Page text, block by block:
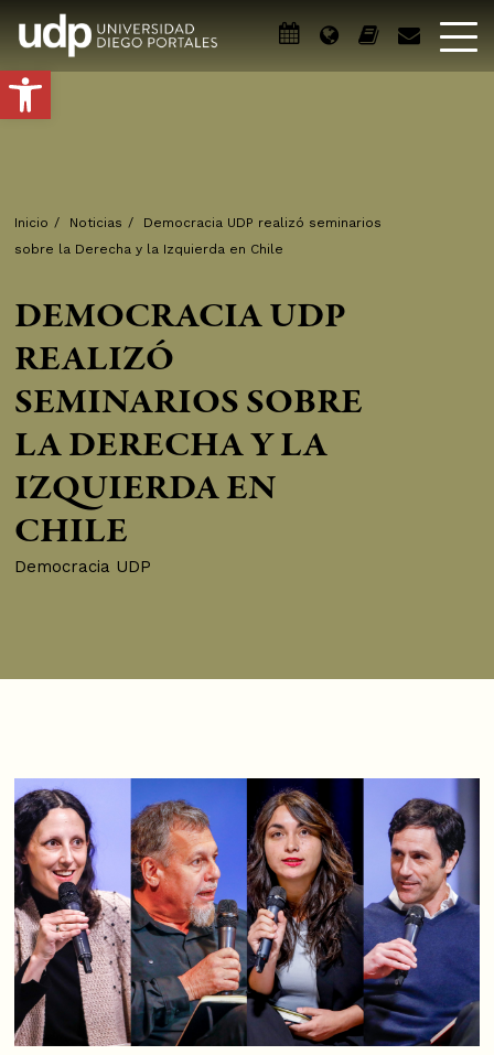
Abrir barra de herramientas
Inicio / Noticias /
Democracia UDP realizó seminarios
sobre la Derecha y la Izquierda en Chile
DEMOCRACIA UDP
REALIZÓ
SEMINARIOS SOBRE
LA DERECHA Y LA
IZQUIERDA EN
CHILE
Democracia UDP